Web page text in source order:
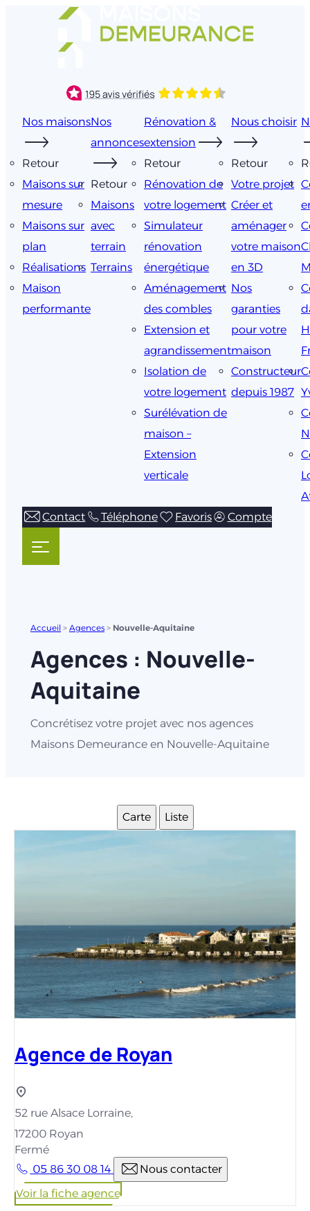
Nos maisons
Retour
Maisons sur
mesure
Maisons sur
plan
Réalisations
Maison
performante
Nos
annonces
Retour
Maisons
avec
terrain
Terrains
Rénovation &
extension
Retour
Rénovation de
votre logement
Simulateur
rénovation
énergétique
Aménagement
des combles
Extension et
agrandissement
Isolation de
votre logement
Surélévation de
maison –
Extension
verticale
Nous choisir
Retour
Votre projet
Créer et
aménager
votre maison
en 3D
Nos
garanties
pour votre
maison
Constructeur
depuis 1987
Contact
Téléphone Favoris Compte
Accueil > Agences > Nouvelle-Aquitaine
Agences : Nouvelle-
Aquitaine
Concrétisez votre projet avec nos agences
Maisons Demeurance en Nouvelle-Aquitaine
Carte Liste
Agence de Royan
52 rue Alsace Lorraine,
17200 Royan
Fermé
05 86 30 08 14
Nous contacter
Voir la fiche agence